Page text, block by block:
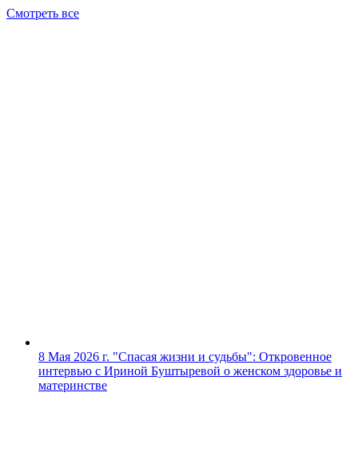
Смотреть все
8 Мая 2026 г. "Спасая жизни и судьбы": Откровенное
интервью с Ириной Буштыревой о женском здоровье и
материнстве